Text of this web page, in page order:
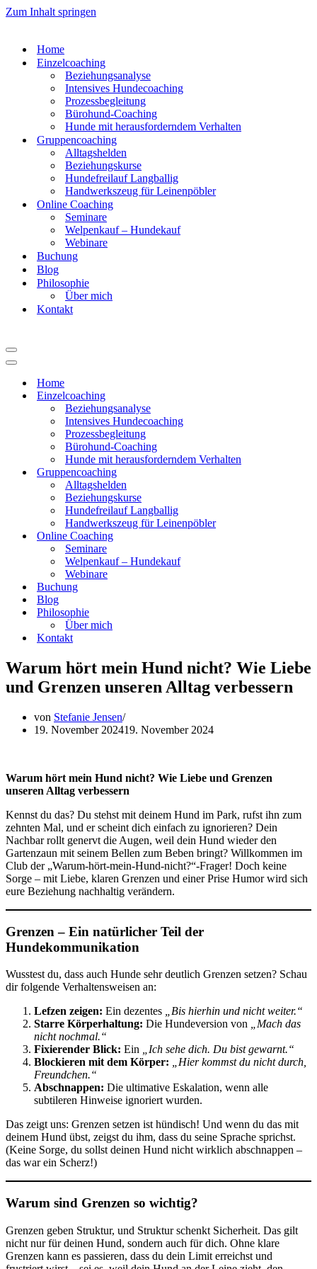
Zum Inhalt springen
Home
Einzelcoaching
Beziehungsanalyse
Intensives Hundecoaching
Prozessbegleitung
Bürohund-Coaching
Hunde mit herausforderndem Verhalten
Gruppencoaching
Alltagshelden
Beziehungskurse
Hundefreilauf Langballig
Handwerkszeug für Leinenpöbler
Online Coaching
Seminare
Welpenkauf – Hundekauf
Webinare
Buchung
Blog
Philosophie
Über mich
Kontakt
Navigations-
Menü
Navigations-
Home
Einzelcoaching
Beziehungsanalyse
Intensives Hundecoaching
Prozessbegleitung
Bürohund-Coaching
Hunde mit herausforderndem Verhalten
Gruppencoaching
Alltagshelden
Beziehungskurse
Hundefreilauf Langballig
Handwerkszeug für Leinenpöbler
Online Coaching
Seminare
Welpenkauf – Hundekauf
Webinare
Buchung
Blog
Philosophie
Über mich
Kontakt
Warum hört mein Hund nicht? Wie Liebe
und Grenzen unseren Alltag verbessern
von Stefanie Jensen
19. November 202419. November 2024
Warum hört mein Hund nicht? Wie Liebe und Grenzen
unseren Alltag verbessern
Kennst du das? Du stehst mit deinem Hund im Park, rufst ihn zum
zehnten Mal, und er scheint dich einfach zu ignorieren? Dein
Nachbar rollt genervt die Augen, weil dein Hund wieder den
Gartenzaun mit seinem Bellen zum Beben bringt? Willkommen im
Club der „Warum-hört-mein-Hund-nicht?“-Frager! Doch keine
Sorge – mit Liebe, klaren Grenzen und einer Prise Humor wird sich
eure Beziehung nachhaltig verändern.
Grenzen – Ein natürlicher Teil der
Hundekommunikation
Wusstest du, dass auch Hunde sehr deutlich Grenzen setzen? Schau
dir folgende Verhaltensweisen an:
Lefzen zeigen: Ein dezentes
„Bis hierhin und nicht weiter.“
Starre Körperhaltung: Die Hundeversion von
„Mach das
nicht nochmal.“
Fixierender Blick: Ein
„Ich sehe dich. Du bist gewarnt.“
Blockieren mit dem Körper:
„Hier kommst du nicht durch,
Freundchen.“
Abschnappen: Die ultimative Eskalation, wenn alle
subtileren Hinweise ignoriert wurden.
Das zeigt uns: Grenzen setzen ist hündisch! Und wenn du das mit
deinem Hund übst, zeigst du ihm, dass du seine Sprache sprichst.
(Keine Sorge, du sollst deinen Hund nicht wirklich abschnappen –
das war ein Scherz!)
Warum sind Grenzen so wichtig?
Grenzen geben Struktur, und Struktur schenkt Sicherheit. Das gilt
nicht nur für deinen Hund, sondern auch für dich. Ohne klare
Grenzen kann es passieren, dass du dein Limit erreichst und